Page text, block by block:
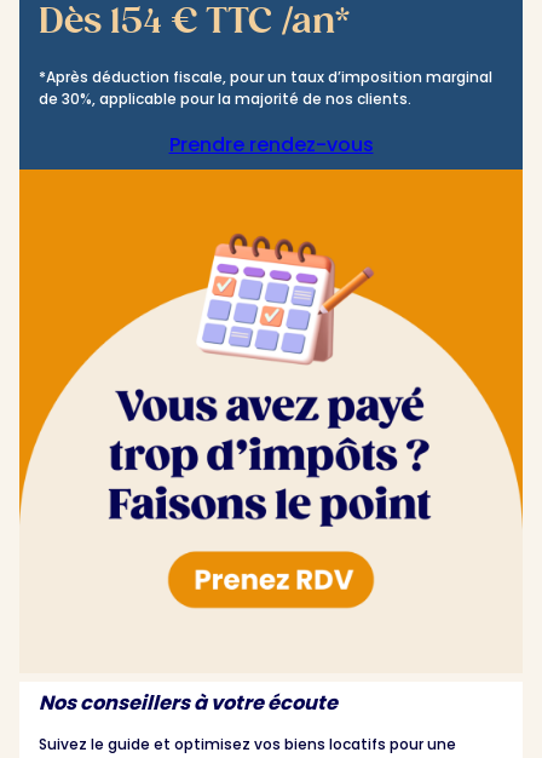
Dès 154 € TTC /an*
*Après déduction fiscale, pour un taux d’imposition marginal
de 30%, applicable pour la majorité de nos clients.
Prendre rendez-vous
Nos conseillers à votre écoute
Suivez le guide et optimisez vos biens locatifs pour une